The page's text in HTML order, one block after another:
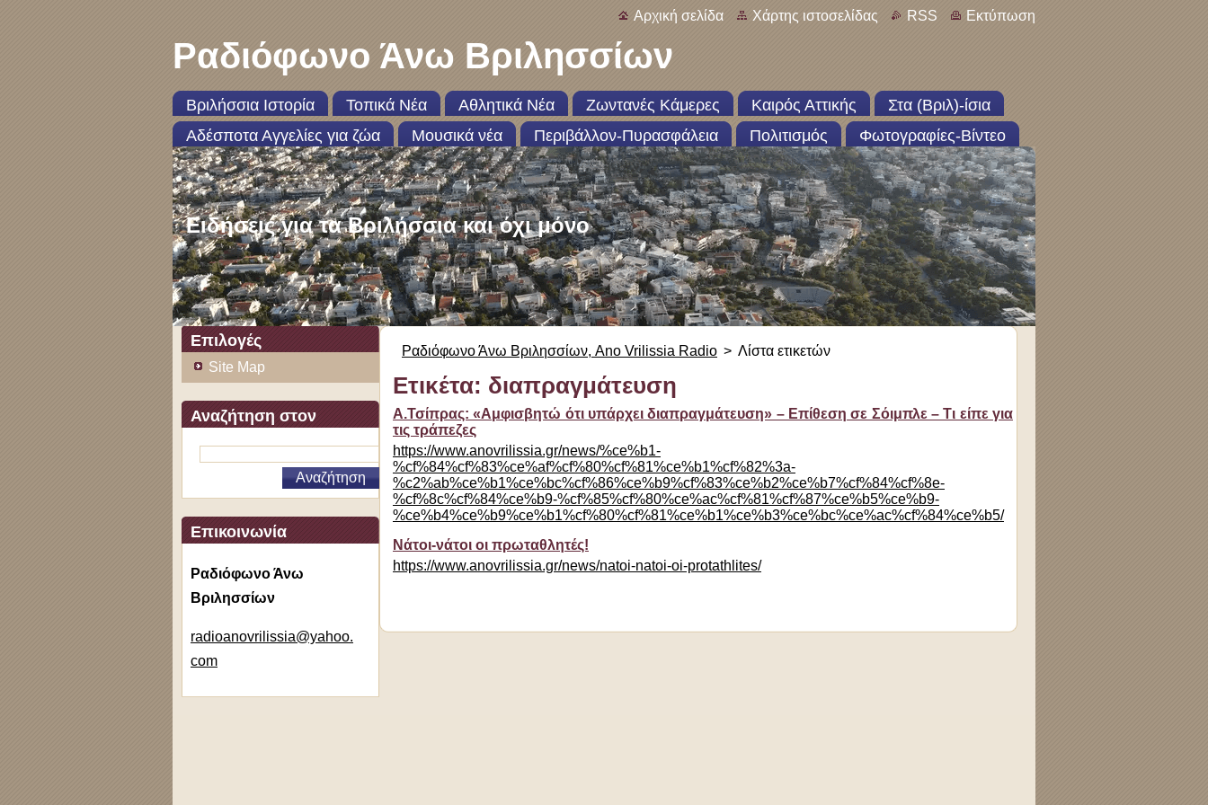
Αρχική σελίδα Χάρτης ιστοσελίδας RSS Εκτύπωση
Ραδιόφωνο Άνω Βριλησσίων
Βριλήσσια Ιστορία Τοπικά Νέα Αθλητικά Νέα Ζωντανές Κάμερες Καιρός Αττικής
Στα (Βριλ)-ίσια
Αδέσποτα Αγγελίες για ζώα
Μουσικά νέα Περιβάλλον-Πυρασφάλεια Πολιτισμός Φωτογραφίες-Βίντεο
Ειδήσεις για τα Βριλήσσια και όχι μόνο
Επιλογές
Site Map
Αναζήτηση στον
ιστότοπο
Επικοινωνία
Ραδιόφωνο Άνω
Βριλησσίων
radioanovrilissia@yahoo.
com
Ραδιόφωνο Άνω Βριλησσίων, Ano Vrilissia Radio > Λίστα ετικετών
Ετικέτα: διαπραγμάτευση
Α.Τσίπρας: «Αμφισβητώ ότι υπάρχει διαπραγμάτευση» – Επίθεση σε Σόιμπλε – Τι είπε για
τις τράπεζες
https://www.anovrilissia.gr/news/%ce%b1-
%cf%84%cf%83%ce%af%cf%80%cf%81%ce%b1%cf%82%3a-
%c2%ab%ce%b1%ce%bc%cf%86%ce%b9%cf%83%ce%b2%ce%b7%cf%84%cf%8e-
%cf%8c%cf%84%ce%b9-%cf%85%cf%80%ce%ac%cf%81%cf%87%ce%b5%ce%b9-
%ce%b4%ce%b9%ce%b1%cf%80%cf%81%ce%b1%ce%b3%ce%bc%ce%ac%cf%84%ce%b5/
Νάτοι-νάτοι οι πρωταθλητές!
https://www.anovrilissia.gr/news/natoi-natoi-oi-protathlites/